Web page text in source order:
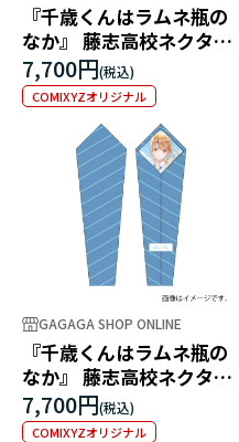
『千歳くんはラムネ瓶の
なか』 藤志高校ネクタイ
七瀬悠月
7,700円
COMIXYZオリジナル
GAGAGA SHOP ONLINE
『千歳くんはラムネ瓶の
なか』 藤志高校ネクタイ
青海陽
7,700円
COMIXYZオリジナル